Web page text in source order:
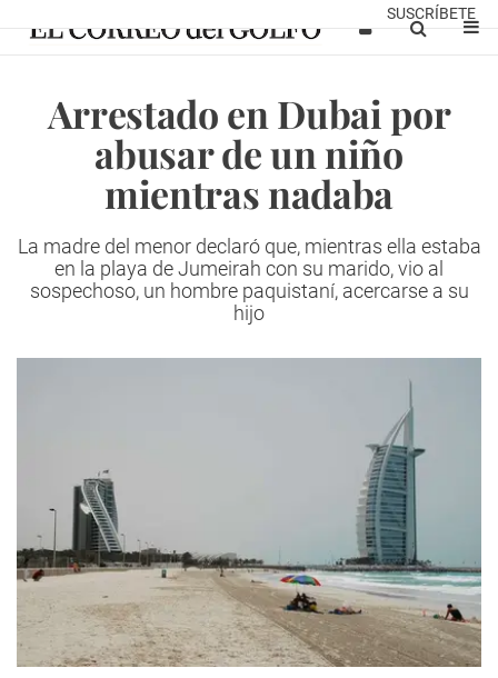
SUSCRÍBETE
Arrestado en Dubai por
abusar de un niño
mientras nadaba
La madre del menor declaró que, mientras ella estaba
en la playa de Jumeirah con su marido, vio al
sospechoso, un hombre paquistaní, acercarse a su
hijo